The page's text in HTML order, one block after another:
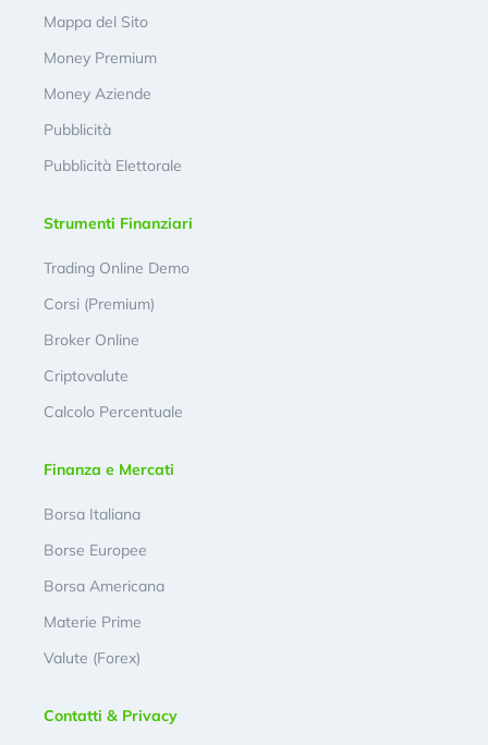
Mappa del Sito
Money Premium
Money Aziende
Pubblicità
Pubblicità Elettorale
Strumenti Finanziari
Trading Online Demo
Corsi (Premium)
Broker Online
Criptovalute
Calcolo Percentuale
Finanza e Mercati
Borsa Italiana
Borse Europee
Borsa Americana
Materie Prime
Valute (Forex)
Contatti & Privacy